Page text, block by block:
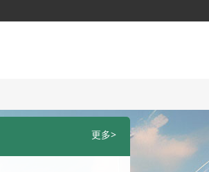
更多>